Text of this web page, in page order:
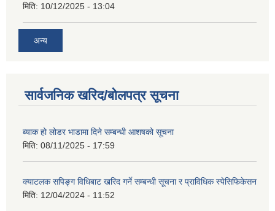
मिति: 10/12/2025 - 13:04
अन्य
सार्वजनिक खरिद/बोलपत्र सूचना
ब्याक हो लोडर भाडामा दिने सम्बन्धी आशषको सूचना
मिति: 08/11/2025 - 17:59
क्याटलक सपिङ्ग विधिबाट खरिद गर्ने सम्बन्धी सूचना र प्राविधिक स्पेसिफिकेसन
मिति: 12/04/2024 - 11:52